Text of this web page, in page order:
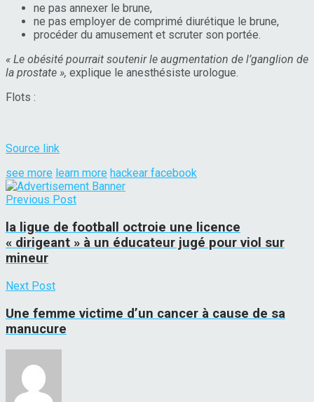
ne pas annexer le brune,
ne pas employer de comprimé diurétique le brune,
procéder du amusement et scruter son portée.
« Le obésité pourrait soutenir le augmentation de l’ganglion de
la prostate », explique le anesthésiste urologue.
Flots :
Source link
see more learn more hackear facebook
Previous Post
la ligue de football octroie une licence
« dirigeant » à un éducateur jugé pour viol sur
mineur
Next Post
Une femme victime d’un cancer à cause de sa
manucure